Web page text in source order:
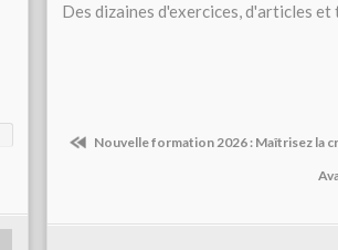
Des dizaines d'exercices, d'articles et
Nouvelle formation 2026 : Maîtrisez la